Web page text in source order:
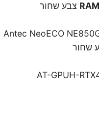
Antec NeoECO